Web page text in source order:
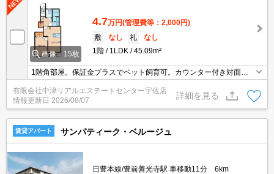
画像：15枚
4.7万円(管理費等：2,000円)
敷
なし 礼
なし
1階
1LDK 45.09m²
1階角部屋。保証金プラスでペット飼育可。カウンター付き対面キ
ッチン、浴室乾燥機、追焚き、温水洗浄便座付き。専用庭あり。
有限会社中津リアルエステートセンター宇佐店
情報更新日 2026/08/07
詳細を見る
賃貸アパート サンパティーク・ベルージュ
日豊本線/豊前善光寺駅 車移動11分 6km